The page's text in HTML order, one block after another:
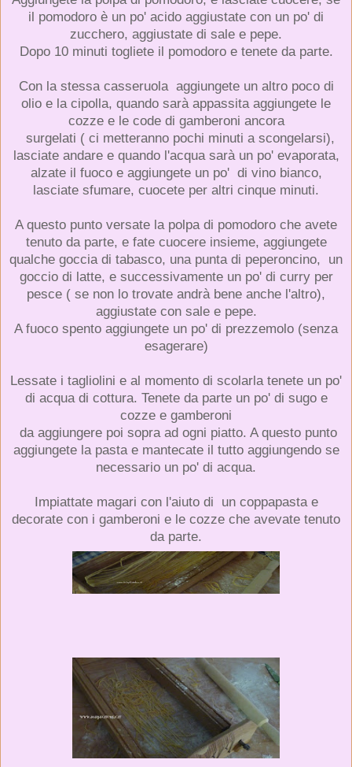
il pomodoro è un po' acido aggiustate con un po' di
zucchero, aggiustate di sale e pepe.
Dopo 10 minuti togliete il pomodoro e tenete da parte.
Con la stessa casseruola aggiungete un altro poco di
olio e la cipolla, quando sarà appassita aggiungete le
cozze e le code di gamberoni ancora
surgelati ( ci metteranno pochi minuti a scongelarsi),
lasciate andare e quando l'acqua sarà un po' evaporata,
alzate il fuoco e aggiungete un po' di vino bianco,
lasciate sfumare, cuocete per altri cinque minuti.
A questo punto versate la polpa di pomodoro che avete
tenuto da parte, e fate cuocere insieme, aggiungete
qualche goccia di tabasco, una punta di peperoncino, un
goccio di latte, e successivamente un po' di curry per
pesce ( se non lo trovate andrà bene anche l'altro),
aggiustate con sale e pepe.
A fuoco spento aggiungete un po' di prezzemolo (senza
esagerare)
Lessate i tagliolini e al momento di scolarla tenete un po'
di acqua di cottura. Tenete da parte un po' di sugo e
cozze e gamberoni
da aggiungere poi sopra ad ogni piatto. A questo punto
aggiungete la pasta e mantecate il tutto aggiungendo se
necessario un po' di acqua.
Impiattate magari con l'aiuto di un coppapasta e
decorate con i gamberoni e le cozze che avevate tenuto
da parte.